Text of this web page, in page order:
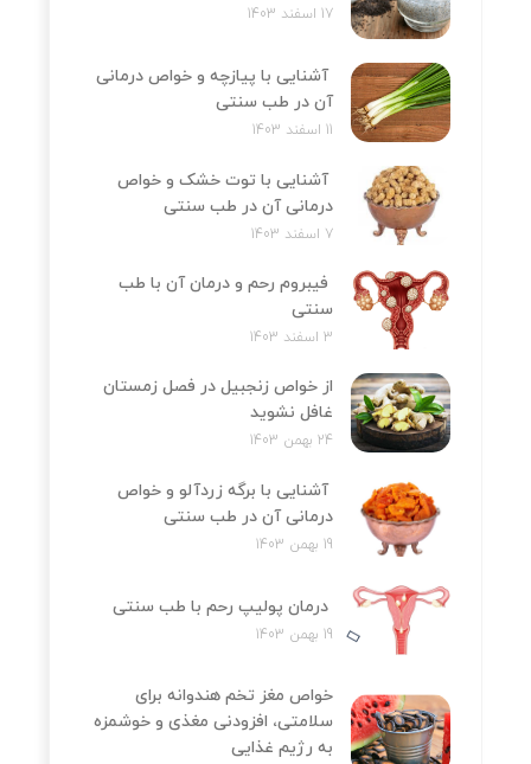
17 اسفند 1403
آشنایی با پیازچه و خواص درمانی
آن در طب سنتی
11 اسفند 1403
آشنایی با توت خشک و خواص
درمانی آن در طب سنتی
7 اسفند 1403
فیبروم رحم و درمان آن با طب
سنتی
3 اسفند 1403
از خواص زنجبیل در فصل زمستان
غافل نشوید
24 بهمن 1403
آشنایی با برگه زردآلو و خواص
درمانی آن در طب سنتی
19 بهمن 1403
درمان پولیپ رحم با طب سنتی
19 بهمن 1403
خواص مغز تخم هندوانه برای
سلامتی، افزودنی مغذی و خوشمزه
به رژیم غذایی